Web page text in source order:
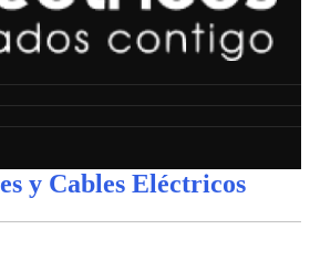
y Cables Eléctricos